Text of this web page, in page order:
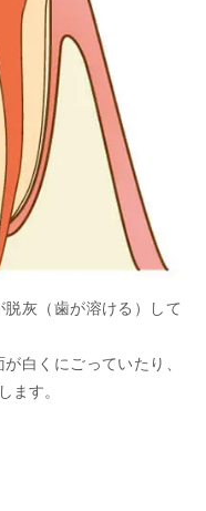
灰（歯が溶ける）して
白くにごっていたり、
ます。